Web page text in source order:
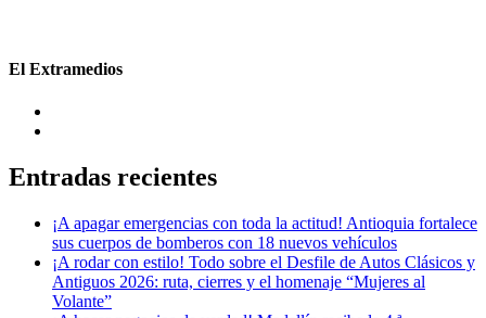
El Extramedios
Entradas recientes
¡A apagar emergencias con toda la actitud! Antioquia fortalece
sus cuerpos de bomberos con 18 nuevos vehículos
¡A rodar con estilo! Todo sobre el Desfile de Autos Clásicos y
Antiguos 2026: ruta, cierres y el homenaje “Mujeres al
Volante”